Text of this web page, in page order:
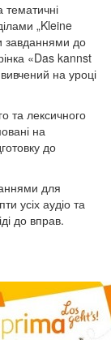
„Kleine
завданнями до
«Das kannst
на уроці
та лексичного
на
до
для
усіх аудіо та
до вправ.